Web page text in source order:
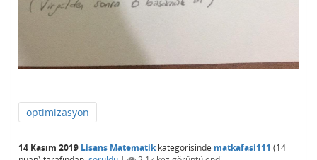
optimizasyon
14 Kasım 2019 Lisans Matematikkategorisinde matkafasi111 (14